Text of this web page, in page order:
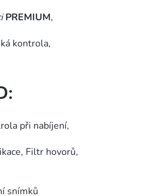
PREMIUM,
kontrola,
při nabíjení,
Filtr hovorů,
snímků